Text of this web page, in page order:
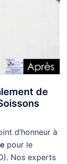
de
d’honneur à
pour le
Nos experts